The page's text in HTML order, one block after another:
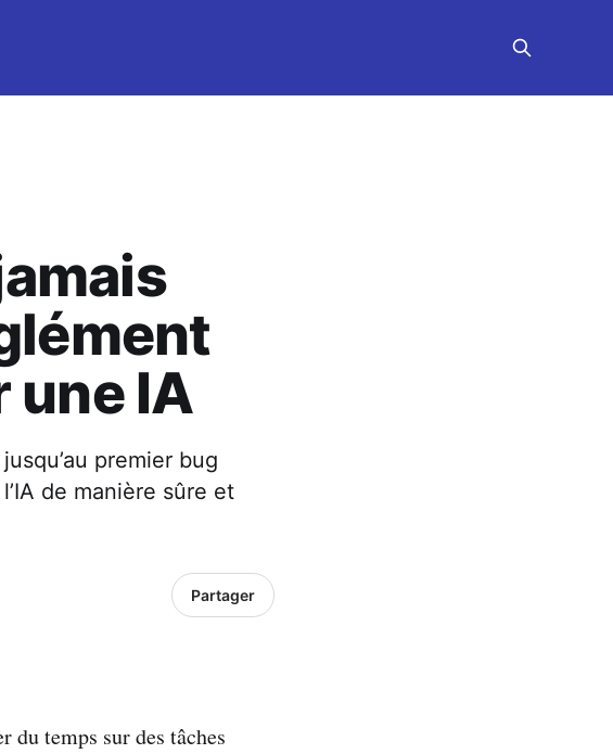
une IA
premier bug
de manière sûre et
Partager
du temps sur des tâches